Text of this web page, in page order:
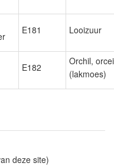
E181 Looizuur
E182
Orchil,
(lakmoes)
deze site)